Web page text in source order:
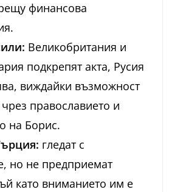
финансова
Великобритания и
подкрепят акта, Русия
виждайки възможност
православието и
на Борис.
гледат с
но не предприемат
като вниманието им е